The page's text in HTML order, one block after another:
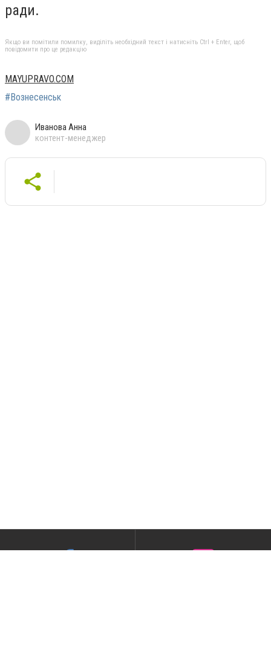
ради.
Якщо ви помітили помилку, виділіть необхідний текст і натисніть Ctrl + Enter, щоб
повідомити про це редакцію
MAYUPRAVO.COM
#Вознесенськ
Иванова Анна
контент-менеджер